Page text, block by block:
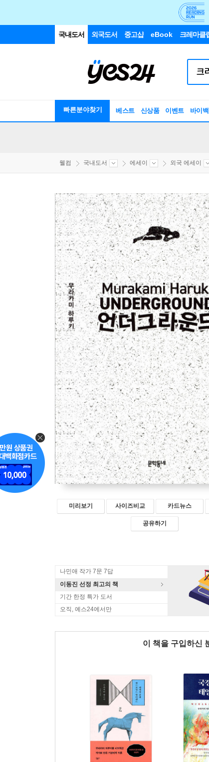
국내도서 외국도서 중고샵 eBook 크레마클
빠른분야찾기 베스트 신상품 이벤트 바이백
웰컴 국내도서 에세이 외국 에세이
미리보기 사이즈비교 카드뉴스
공유하기
나민애 작가 7문 7답
이동진 선정 최고의 책
기간 한정 특가 도서
오직, 예스24에서만
이 책을 구입하신